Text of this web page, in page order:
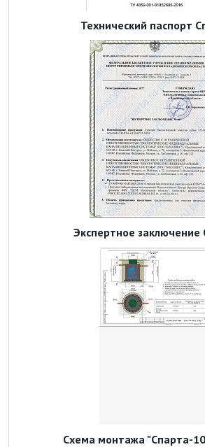
Технический паспорт
Экспертное заключение
Схема монтажа "Спарта-